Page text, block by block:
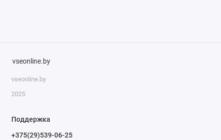
vseonline.by
vseonline.by
2025
Поддержка
+375(29)539-06-25